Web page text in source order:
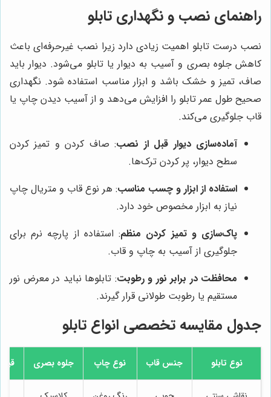
راهنمای نصب و نگهداری تابلو
نصب درست تابلو اهمیت زیادی دارد زیرا نصب غیرحرفه‌ای باعث
کاهش جلوه بصری و آسیب به دیوار یا تابلو می‌شود. دیوار باید
صاف، تمیز و خشک باشد و ابزار مناسب استفاده شود. نگهداری
صحیح طول عمر تابلو را افزایش می‌دهد و از آسیب دیدن چاپ یا
قاب جلوگیری می‌کند.
آماده‌سازی دیوار قبل از نصب: صاف کردن و تمیز کردن
سطح دیوار، پر کردن ترک‌ها.
استفاده از ابزار و چسب مناسب: هر نوع قاب و متریال چاپ
نیاز به ابزار مخصوص خود دارد.
پاک‌سازی و تمیز کردن منظم: استفاده از پارچه نرم برای
جلوگیری از آسیب به چاپ و قاب.
محافظت در برابر نور و رطوبت: تابلوها نباید در معرض نور
مستقیم یا رطوبت طولانی قرار گیرند.
جدول مقایسه تخصصی انواع تابلو
نوع تابلو جنس قاب نوع چاپ جلوه بصری